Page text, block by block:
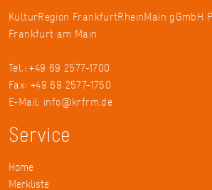
KulturRegion FrankfurtRheinMain gGmbH
Frankfurt am Main
Tel.: +49 69 2577-1700
Fax: +49 69 2577-1750
E-Mail: info@krfrm.de
Service
Home
Merkliste